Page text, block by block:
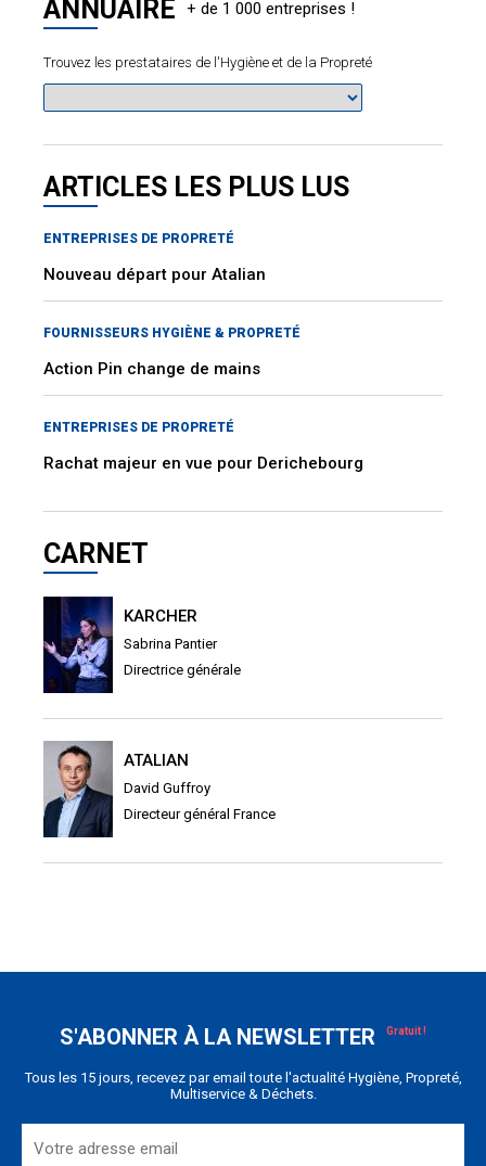
ANNUAIRE
Trouvez les prestataires de l'Hygiène et de la Propreté
ARTICLES LES PLUS LUS
ENTREPRISES DE PROPRETÉ
Nouveau départ pour Atalian
FOURNISSEURS HYGIÈNE & PROPRETÉ
Action Pin change de mains
ENTREPRISES DE PROPRETÉ
Rachat majeur en vue pour Derichebourg
CARNET
KARCHER
Sabrina Pantier
Directrice générale
ATALIAN
David Guffroy
Directeur général France
S'ABONNER À LA NEWSLETTER
Tous les 15 jours, recevez par email toute l'actualité Hygiène, Propreté,
Multiservice & Déchets.